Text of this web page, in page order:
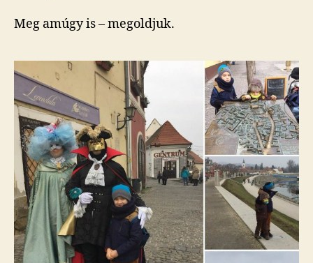
Meg amúgy is – megoldjuk.